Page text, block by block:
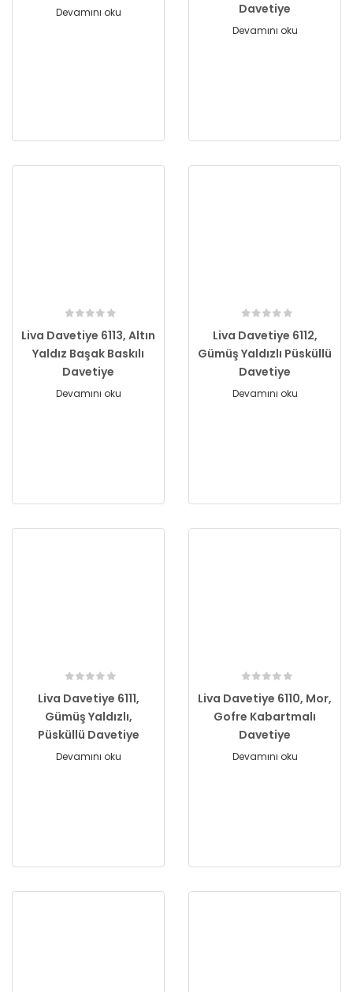
Devamını oku
Davetiye
Devamını oku
Liva Davetiye 6113, Altın
Yaldız Başak Baskılı
Davetiye
Devamını oku
Liva Davetiye 6112,
Gümüş Yaldızlı Püsküllü
Davetiye
Devamını oku
Liva Davetiye 6111,
Gümüş Yaldızlı,
Püsküllü Davetiye
Devamını oku
Liva Davetiye 6110, Mor,
Gofre Kabartmalı
Davetiye
Devamını oku